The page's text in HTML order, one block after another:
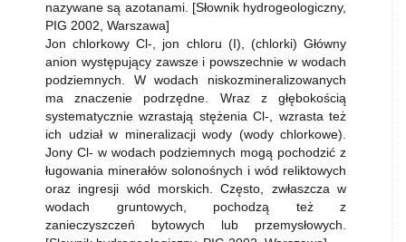
nazywane są azotanami. [Słownik hydrogeologiczny,
PIG 2002, Warszawa]
Jon chlorkowy Cl-, jon chloru (I), (chlorki) Główny
anion występujący zawsze i powszechnie w wodach
podziemnych. W wodach niskozmineralizowanych
ma znaczenie podrzędne. Wraz z głębokością
systematycznie wzrastają stężenia Cl-, wzrasta też
ich udział w mineralizacji wody (wody chlorkowe).
Jony Cl- w wodach podziemnych mogą pochodzić z
ługowania minerałów solonośnych i wód reliktowych
oraz ingresji wód morskich. Często, zwłaszcza w
wodach gruntowych, pochodzą też z
zanieczyszczeń bytowych lub przemysłowych.